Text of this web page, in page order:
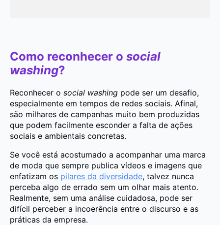
Como reconhecer o social
washing?
Reconhecer o social washing pode ser um desafio,
especialmente em tempos de redes sociais. Afinal,
são milhares de campanhas muito bem produzidas
que podem facilmente esconder a falta de ações
sociais e ambientais concretas.
Se você está acostumado a acompanhar uma marca
de moda que sempre publica vídeos e imagens que
enfatizam os pilares da diversidade, talvez nunca
perceba algo de errado sem um olhar mais atento.
Realmente, sem uma análise cuidadosa, pode ser
difícil perceber a incoerência entre o discurso e as
práticas da empresa.